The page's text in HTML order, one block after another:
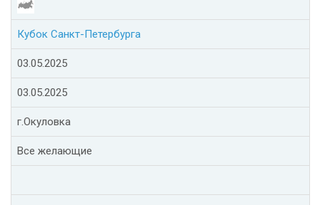
Кубок Санкт-Петербурга
03.05.2025
03.05.2025
г.Окуловка
Все желающие